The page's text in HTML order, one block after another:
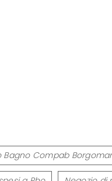
Bagno Compab